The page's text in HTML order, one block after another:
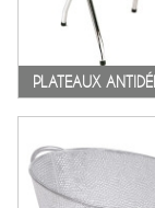
PLATEAUX